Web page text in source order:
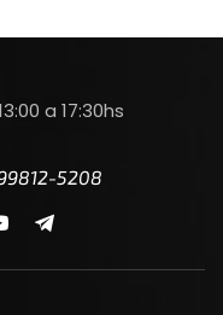
a 17:30hs
5208